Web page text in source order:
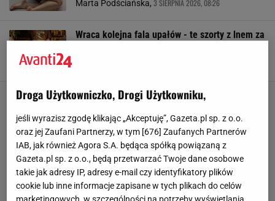
Marta Podściańska, 3 SIERPNIA 2026, 08:26
Wraca kolejna fala upałów - te szorty z lnem za
Droga Użytkowniczko, Drogi Użytkowniku,
jeśli wyrazisz zgodę klikając „Akceptuję”, Gazeta.pl sp. z o.o.
oraz jej Zaufani Partnerzy, w tym [676] Zaufanych Partnerów
IAB, jak również Agora S.A. będąca spółką powiązaną z
Gazeta.pl sp. z o.o., będą przetwarzać Twoje dane osobowe
takie jak adresy IP, adresy e-mail czy identyfikatory plików
cookie lub inne informacje zapisane w tych plikach do celów